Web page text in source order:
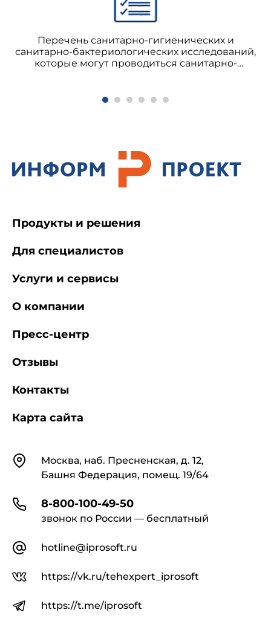
Перечень санитарно-гигиенических и
санитарно-бактериологических исследований,
которые могут проводиться санитарно-
КонтактыМосква, наб. Пресненская, д. 12,
Башня Федерация, помещ. 19/64
8-800-100-49-50
звонок по России — бесплатный
hotline@iprosoft.ru
https://vk.ru/tehexpert_iprosoft
https://t.me/iprosoft
Продукты и решения
Для специалистов
Услуги и сервисы
О компании
Пресс-центр
Отзывы
Контакты
Карта сайта